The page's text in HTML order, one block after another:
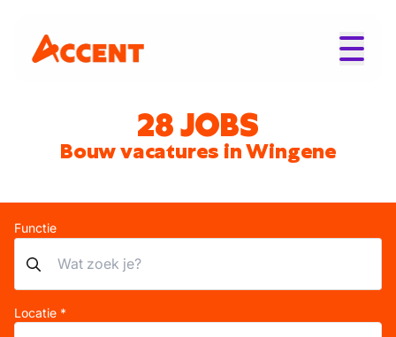
28 JOBS
Bouw vacatures in Wingene
Functie
Locatie *